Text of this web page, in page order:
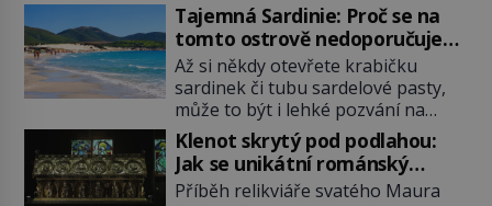
Tajemná Sardinie: Proč se na
tomto ostrově nedoporučuje
pytlovat „mořské brambory“?
Až si někdy otevřete krabičku
sardinek či tubu sardelové pasty,
může to být i lehké pozvání na
cestu do srdce Středozemního
moře, na ostrov hrdých Sardů.
Věděli jste, že to byl právě italský
ostrov Sardinie, jenž těmto
Klenot skrytý pod podlahou:
Jak se unikátní románský
poklad dostal do zapadlého
Příběh relikviáře svatého Maura